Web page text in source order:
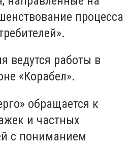
процесса
ведутся работы в
«Корабел».
обращается к
и частных
с пониманием